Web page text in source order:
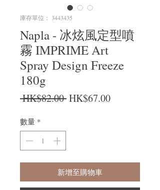
庫存單位： 3443435
Napla - 冰炫風定型噴
霧 IMPRIME Art
Spray Design Freeze
180g
HK$82.00 一般價格
HK$67.00促銷價格
數量 *
新增至購物車